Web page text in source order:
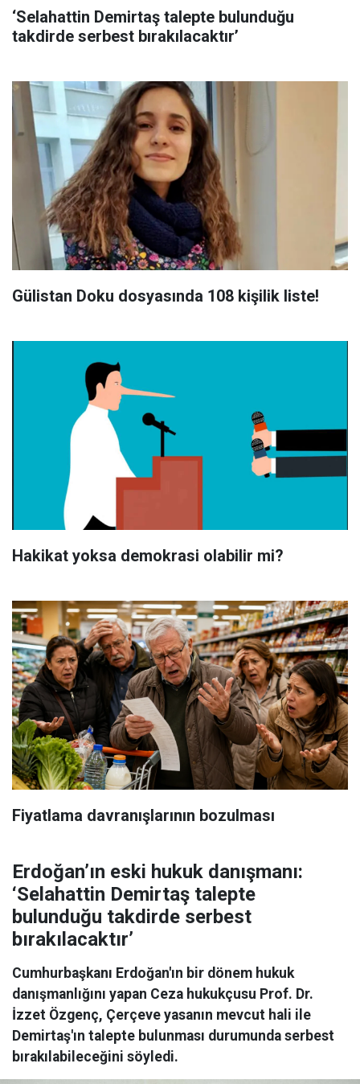
‘Selahattin Demirtaş talepte bulunduğu
takdirde serbest bırakılacaktır’
Gülistan Doku dosyasında 108 kişilik liste!
Hakikat yoksa demokrasi olabilir mi?
Fiyatlama davranışlarının bozulması
Erdoğan’ın eski hukuk danışmanı:
‘Selahattin Demirtaş talepte
bulunduğu takdirde serbest
bırakılacaktır’
Cumhurbaşkanı Erdoğan'ın bir dönem hukuk
danışmanlığını yapan Ceza hukukçusu Prof. Dr.
İzzet Özgenç, Çerçeve yasanın mevcut hali ile
Demirtaş'ın talepte bulunması durumunda serbest
bırakılabileceğini söyledi.